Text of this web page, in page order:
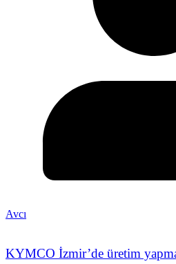
Avcı
KYMCO İzmir’de üretim